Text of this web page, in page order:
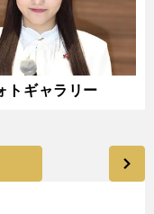
トギャラリー